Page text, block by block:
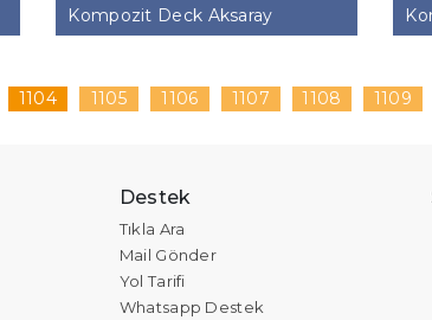
Kompozit Deck Aksaray
1104 1105 1106 1107 1108 1109
Destek
Tıkla Ara
Mail Gönder
Yol Tarifi
Whatsapp Destek